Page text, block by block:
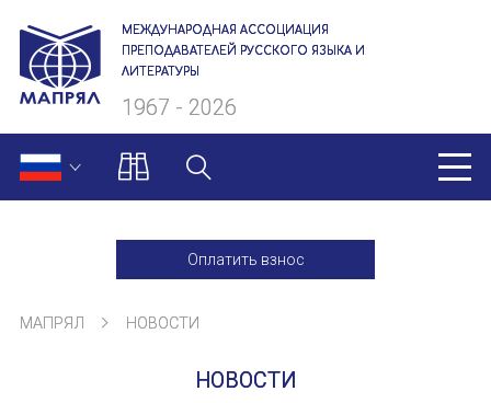
МЕЖДУНАРОДНАЯ АССОЦИАЦИЯ
ПРЕПОДАВАТЕЛЕЙ РУССКОГО ЯЗЫКА И
ЛИТЕРАТУРЫ
1967 - 2026
Оплатить взнос
О нас
Президиум
Ревизионная комиссия
МАПРЯЛ НОВОСТИ
НОВОСТИ